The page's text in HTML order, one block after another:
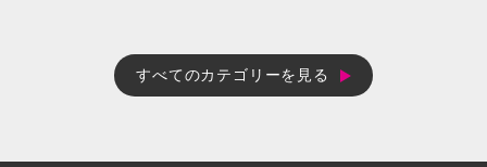
すべてのカテゴリーを見る